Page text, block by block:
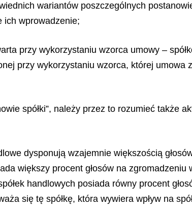
wariantów poszczególnych
ich wprowadzenie;
przy wykorzystaniu wzorca umowy –
przy wykorzystaniu wzorca, której
spółki”, należy przez to rozumieć także
dysponują wzajemnie większością
większy procent głosów na
handlowych posiada równy procent
się tę spółkę, która wywiera wpływ na